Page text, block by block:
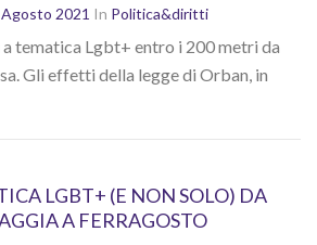
2021 In Politica&diritti
tematica Lgbt+ entro i 200 metri da
Gli effetti della legge di Orban, in
LGBT+ (E NON SOLO) DA
A FERRAGOSTO